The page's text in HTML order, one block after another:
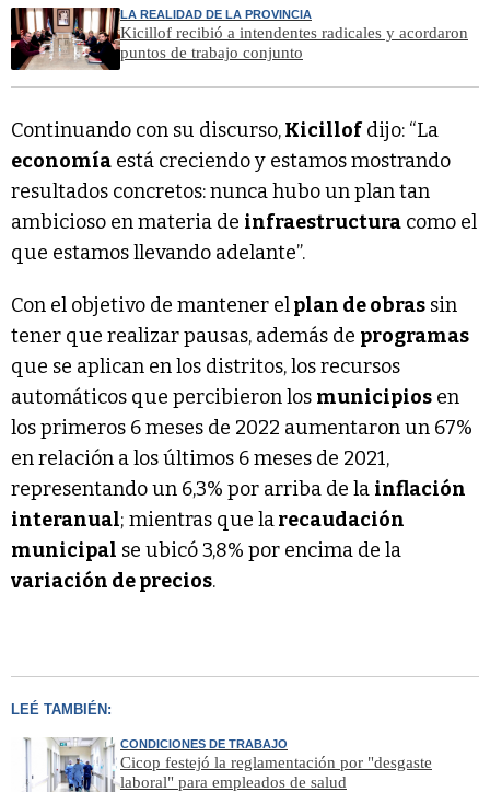
LA REALIDAD DE LA PROVINCIA
Kicillof recibió a intendentes radicales y acordaron
puntos de trabajo conjunto
Continuando con su discurso,Kicillofdijo: “La
economía está creciendo y estamos mostrando
resultados concretos: nunca hubo un plan tan
ambicioso en materia de infraestructura como el
que estamos llevando adelante”.
Con el objetivo de mantener elplan de obras sin
tener que realizar pausas, además de programas
que se aplican en los distritos, los recursos
automáticos que percibieron los municipios en
los primeros 6 meses de 2022 aumentaron un 67%
en relación a los últimos 6 meses de 2021,
representando un 6,3% por arriba de la inflación
interanual; mientras que larecaudación
municipal se ubicó 3,8% por encima de la
variación de precios.
LEÉ TAMBIÉN:
CONDICIONES DE TRABAJO
Cicop festejó la reglamentación por "desgaste
laboral" para empleados de salud